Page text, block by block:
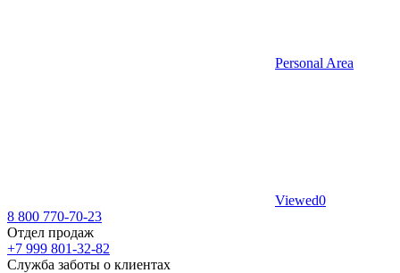
Personal Area
Viewed0
8 800 770-70-23
Отдел продаж
+7 999 801-32-82
Служба заботы о клиентах